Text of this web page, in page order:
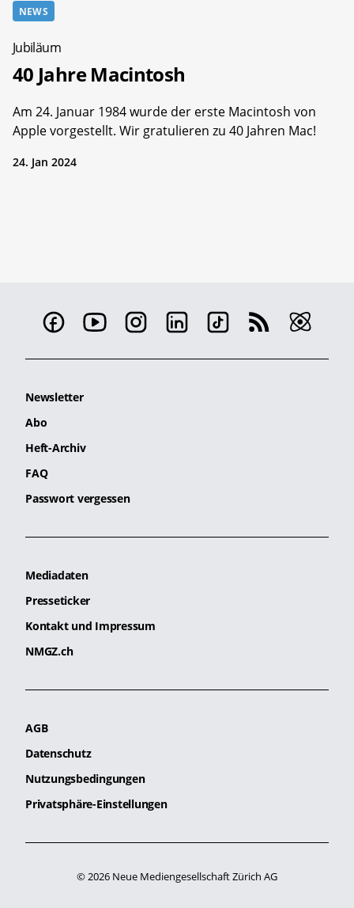
NEWS
Jubiläum
40 Jahre Macintosh
Am 24. Januar 1984 wurde der erste Macintosh von
Apple vorgestellt. Wir gratulieren zu 40 Jahren Mac!
24. Jan 2024
Newsletter
Abo
Heft-Archiv
FAQ
Passwort vergessen
Mediadaten
Presseticker
Kontakt und Impressum
NMGZ.ch
AGB
Datenschutz
Nutzungsbedingungen
Privatsphäre-Einstellungen
© 2026 Neue Mediengesellschaft Zürich AG